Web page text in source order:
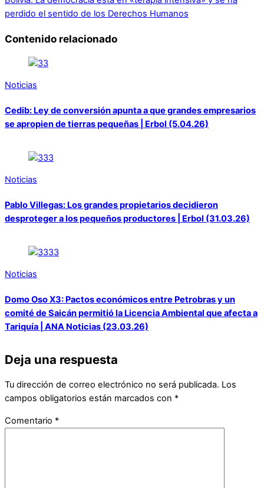
perdido el sentido de los Derechos Humanos
Contenido relacionado
Noticias
Cedib: Ley de conversión apunta a que grandes empresarios
se apropien de tierras pequeñas | Erbol (5.04.26)
Noticias
Pablo Villegas: Los grandes propietarios decidieron
desproteger a los pequeños productores | Erbol (31.03.26)
Noticias
Domo Oso X3: Pactos económicos entre Petrobras y un
comité de Saicán permitió la Licencia Ambiental que afecta a
Tariquía | ANA Noticias (23.03.26)
Deja una respuesta
Tu dirección de correo electrónico no será publicada. Los
campos obligatorios están marcados con *
Comentario *